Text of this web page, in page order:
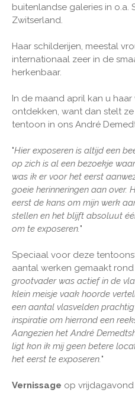
buitenlandse galeries in o.a.
Zwitserland.
Haar schilderijen, meestal
internationaal zeer in de
herkenbaar.
In de maand april kan u
ontdekken, want dan stelt
tentoon in ons André
"Hier exposeren is altijd een
op zich is al een bezoekje
was ik er voor het eerst
goeie herinneringen aan over.
eerst de kans om mijn werk
stellen en het blijft absoluut
om te exposeren."
Speciaal voor deze
aantal werken gemaakt rond
grootvader was actief in de
klein meisje vaak hoorde
een aantal vlasvelden
inspiratie om hierrond een
Aangezien het André
ligt kon ik mij geen betere
het eerst te exposeren."
Vernissage op vrijdagavond